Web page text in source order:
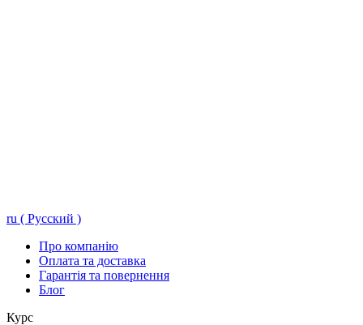
ru ( Русский )
Про компанію
Оплата та доставка
Гарантія та повернення
Блог
Курс